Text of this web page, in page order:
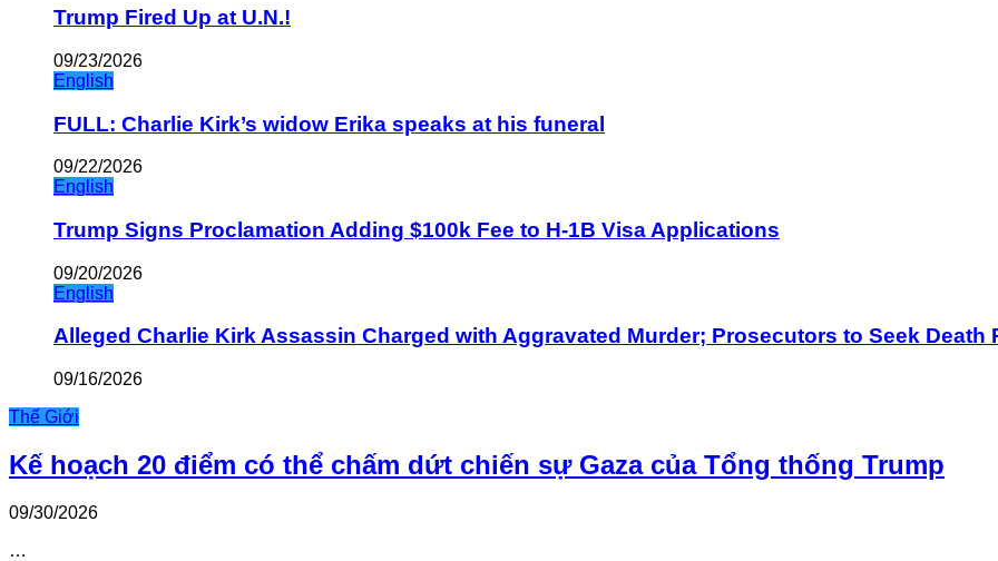
Trump Fired Up at U.N.!
09/23/2026
English
FULL: Charlie Kirk’s widow Erika speaks at his funeral
09/22/2026
English
Trump Signs Proclamation Adding $100k Fee to H-1B Visa Applications
09/20/2026
English
Alleged Charlie Kirk Assassin Charged with Aggravated Murder; Prosecutors to Seek Death
09/16/2026
Thế Giới
Kế hoạch 20 điểm có thể chấm dứt chiến sự Gaza của Tổng thống Trump
09/30/2026
…